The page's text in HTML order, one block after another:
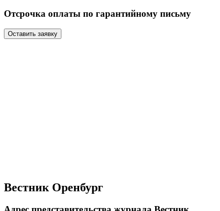
Отсрочка оплаты по гарантийному письму
Оставить заявку
Вестник Оренбург